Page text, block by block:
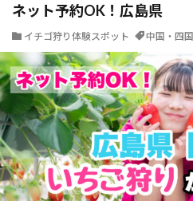
ネット予約OK！広島県
イチゴ狩り体験スポット 中国・四国